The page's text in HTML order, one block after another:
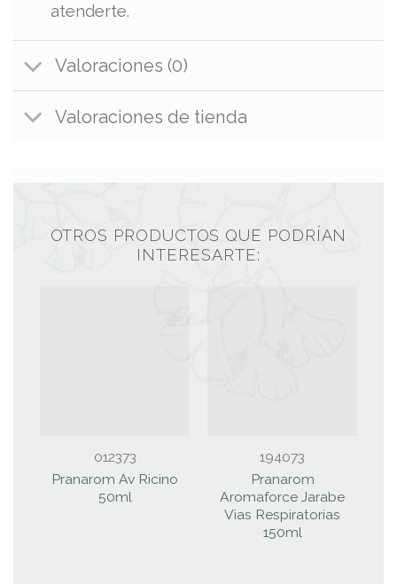
atenderte.
Valoraciones (0)
Valoraciones de tienda
OTROS PRODUCTOS QUE PODRÍAN
INTERESARTE:
012373
Pranarom Av Ricino
50ml
194073
Pranarom
Aromaforce Jarabe
Vias Respiratorias
150ml